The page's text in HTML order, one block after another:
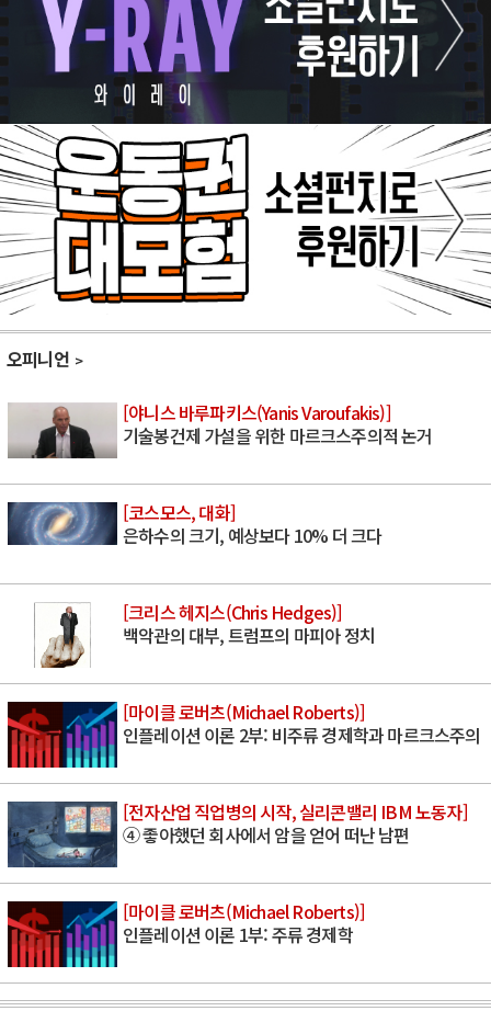
오피니언
[야니스 바루파키스(Yanis Varoufakis)]
기술봉건제 가설을 위한 마르크스주의적 논거
[코스모스, 대화]
은하수의 크기, 예상보다 10% 더 크다
[크리스 헤지스(Chris Hedges)]
백악관의 대부, 트럼프의 마피아 정치
[마이클 로버츠(Michael Roberts)]
인플레이션 이론 2부: 비주류 경제학과 마르크스주의
[전자산업 직업병의 시작, 실리콘밸리 IBM 노동자]
④ 좋아했던 회사에서 암을 얻어 떠난 남편
[마이클 로버츠(Michael Roberts)]
인플레이션 이론 1부: 주류 경제학